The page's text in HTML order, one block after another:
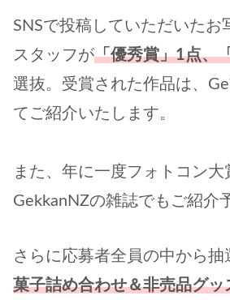
SNSで投稿していただいたお
スタッフが「優秀賞」1点、
選抜。受賞された作品は、
てご紹介いたします。
また、年に一度フォトコン大
GekkanNZの雑誌でもご紹介
さらに応募者全員の中から抽
菓子詰め合わせ＆非売品グッ